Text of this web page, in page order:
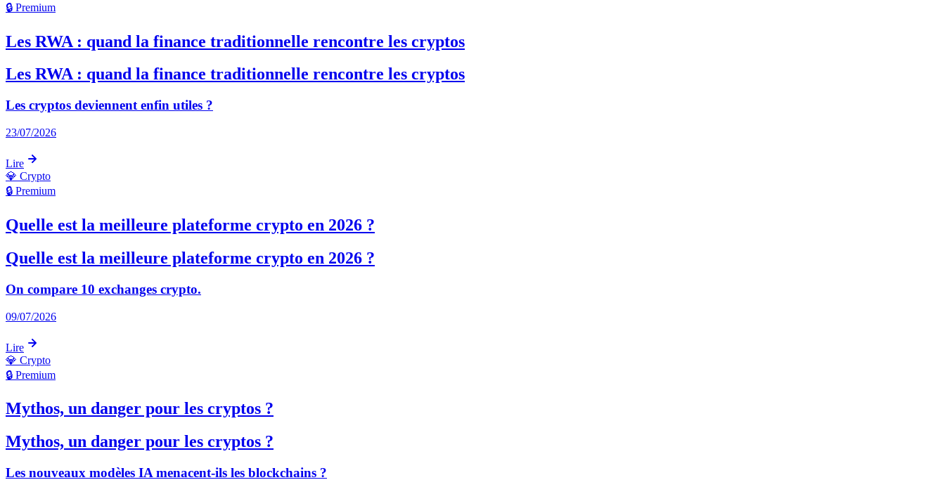
🔒 Premium
Les RWA : quand la finance traditionnelle rencontre les cryptos
Les RWA : quand la finance traditionnelle rencontre les cryptos
Les cryptos deviennent enfin utiles ?
23/07/2026
Lire
💎 Crypto
🔒 Premium
Quelle est la meilleure plateforme crypto en 2026 ?
Quelle est la meilleure plateforme crypto en 2026 ?
On compare 10 exchanges crypto.
09/07/2026
Lire
💎 Crypto
🔒 Premium
Mythos, un danger pour les cryptos ?
Mythos, un danger pour les cryptos ?
Les nouveaux modèles IA menacent-ils les blockchains ?